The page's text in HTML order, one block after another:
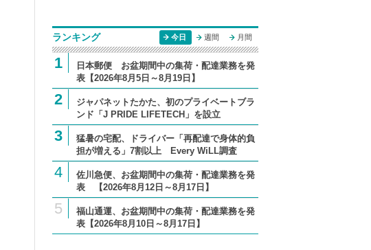
ランキング 今日 週間 月間
1
日本郵便 お盆期間中の集荷・配達業務を発
表【2026年8月5日～8月19日】
2
ジャパネットたかた、初のプライベートブラ
ンド「J PRIDE LIFETECH」を設立
3
猛暑の宅配、ドライバー「再配達で身体的負
担が増える」7割以上 Every WiLL調査
4
佐川急便、お盆期間中の集荷・配達業務を発
表 【2026年8月12日～8月17日】
5
福山通運、お盆期間中の集荷・配達業務を発
表【2026年8月10日～8月17日】